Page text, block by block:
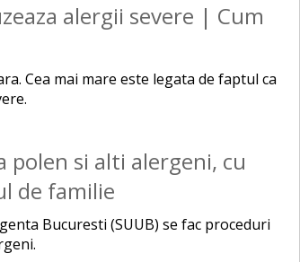
alergii severe | Cum
Cea mai mare este legata de faptul ca
polen si alti alergeni, cu
de familie
Bucuresti (SUUB) se fac proceduri